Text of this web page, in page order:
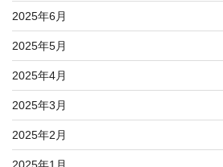
2025年6月
2025年5月
2025年4月
2025年3月
2025年2月